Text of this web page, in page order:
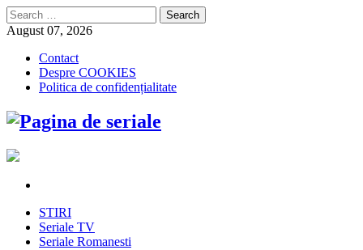
Search
for:
August 07, 2026
Contact
Despre COOKIES
Politica de confidențialitate
STIRI
Seriale TV
Seriale Romanesti